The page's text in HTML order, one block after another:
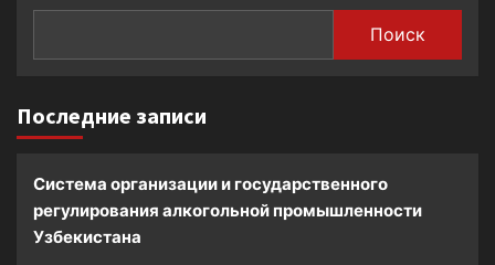
Поиск
Последние записи
Система организации и государственного
регулирования алкогольной промышленности
Узбекистана